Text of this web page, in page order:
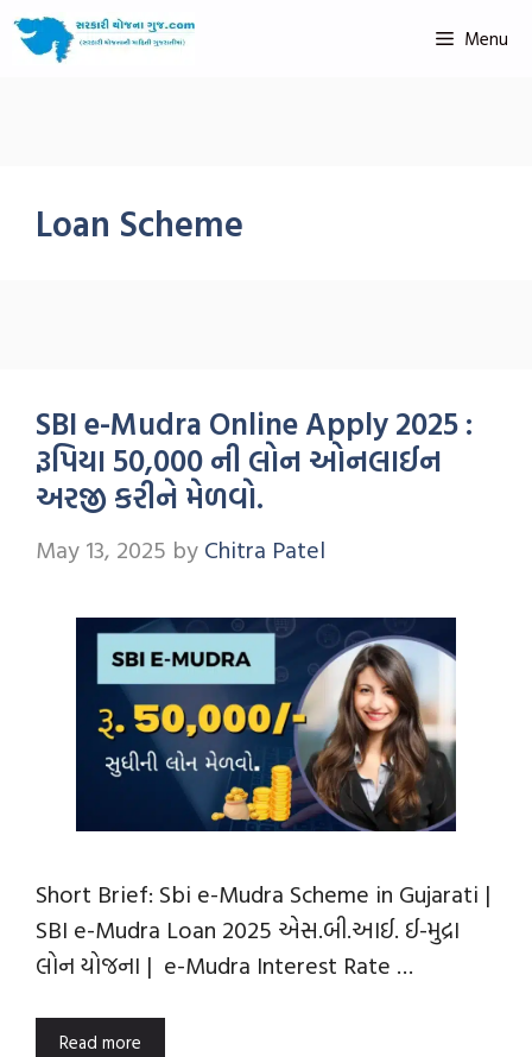
Menu
Loan Scheme
SBI e-Mudra Online Apply 2025 :
રૂપિયા 50,000 ની લોન ઓનલાઈન
અરજી કરીને મેળવો.
May 13, 2025 by Chitra Patel
Short Brief: Sbi e-Mudra Scheme in Gujarati |
SBI e-Mudra Loan 2025 એસ.બી.આઈ. ઈ-મુદ્રા
લોન યોજના | e-Mudra Interest Rate …
Read more